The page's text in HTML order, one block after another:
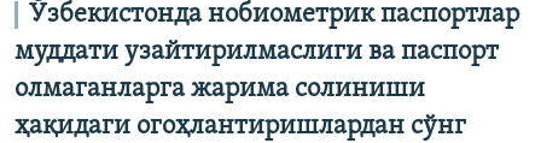
Ўзбекистонда нобиометрик паспортлар
муддати узайтирилмаслиги ва паспорт
олмаганларга жарима солиниши
ҳақидаги огоҳлантиришлардан сўнг